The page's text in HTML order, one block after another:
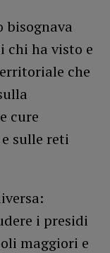
bisognava
chi ha visto e
che
cure
sulle reti
i presidi
maggiori e